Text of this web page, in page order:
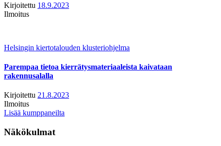
Kirjoitettu 18.9.2023
Ilmoitus
Helsingin kiertotalouden klusteriohjelma
Parempaa tietoa kierrätysmateriaaleista kaivataan
rakennusalalla
Kirjoitettu 21.8.2023
Ilmoitus
Lisää kumppaneilta
Näkökulmat